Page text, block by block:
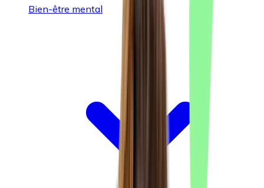
Bien-être mental